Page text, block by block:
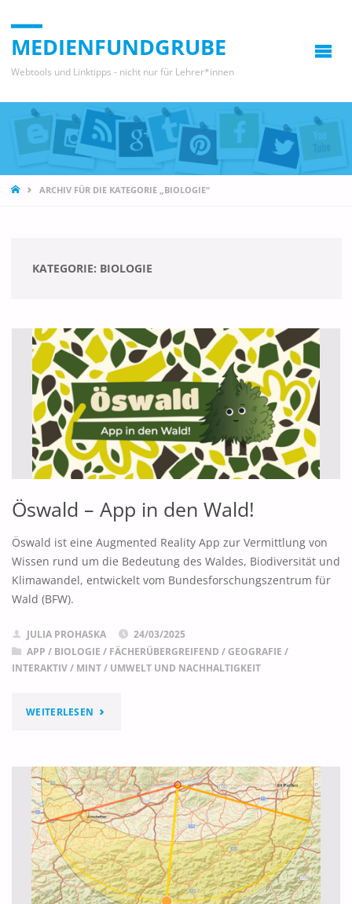
MEDIENFUNDGRUBE
Webtools und Linktipps - nicht nur für Lehrer*innen
STARTARCHIV FÜR DIE KATEGORIE „BIOLOGIE“
KATEGORIE: BIOLOGIE
Öswald – App in den Wald!
Öswald ist eine Augmented Reality App zur Vermittlung von
Wissen rund um die Bedeutung des Waldes, Biodiversität und
Klimawandel, entwickelt vom Bundesforschungszentrum für
Wald (BFW).
JULIA PROHASKA
24/03/2025
APP / BIOLOGIE / FÄCHERÜBERGREIFEND / GEOGRAFIE /
INTERAKTIV/ MINT/ UMWELT UND NACHHALTIGKEIT
WEITERLESEN "ÖSWALD
APP
IN
DEN
WALD!"